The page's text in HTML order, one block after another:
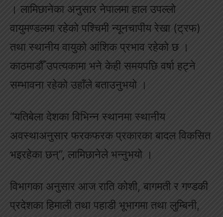
। लामिछानेका अनुसार नेपालमा हाल उपल्लो
वायुमण्डलमा रहेको पश्चिमी न्यूनचापीय रेखा (ट्रफ)
तथा स्थानीय वायुको आंशिक प्रभाव रहेको छ ।
काठमाडौँ उपत्यकामा भने केही समयपछि वर्षा हट्ने
सम्भावना रहेको उहाँले बताउनुभयो ।
“यतिबेला देशका विभिन्न स्थानमा स्थानीय
अवस्थाअनुसार फरकफरक प्रकारका बादल विकसित
भइरहेका छन्”, लामिछानेले भन्नुभयो ।
विभागका अनुसार आज राति कोशी, बागमती र गण्डकी
प्रदेशका हिमाली तथा पहाडी भूभागमा तथा लुम्बिनी,